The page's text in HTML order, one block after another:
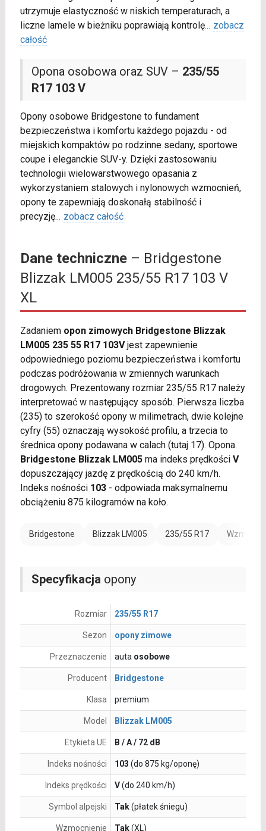
utrzymuje elastyczność w niskich temperaturach, a
liczne lamele w bieżniku poprawiają kontrolę... zobacz
całość
Opona osobowa oraz SUV – 235/55
R17 103 V
Opony osobowe Bridgestone to fundament
bezpieczeństwa i komfortu każdego pojazdu - od
miejskich kompaktów po rodzinne sedany, sportowe
coupe i eleganckie SUV-y. Dzięki zastosowaniu
technologii wielowarstwowego opasania z
wykorzystaniem stalowych i nylonowych wzmocnień,
opony te zapewniają doskonałą stabilność i
precyzję... zobacz całość
Dane techniczne– Bridgestone
Blizzak LM005 235/55 R17 103 V
XL
Zadaniem opon zimowych Bridgestone Blizzak
LM005 235 55 R17 103Vjest zapewnienie
odpowiedniego poziomu bezpieczeństwa i komfortu
podczas podróżowania w zmiennych warunkach
drogowych. Prezentowany rozmiar 235/55 R17 należy
interpretować w następujący sposób. Pierwsza liczba
(235) to szerokość opony w milimetrach, dwie kolejne
cyfry (55) oznaczają wysokość profilu, a trzecia to
średnica opony podawana w calach (tutaj 17). Opona
Bridgestone Blizzak LM005ma indeks prędkości V
dopuszczający jazdę z prędkością do 240 km/h.
Indeks nośności 103- odpowiada maksymalnemu
obciążeniu 875 kilogramów na koło.
Bridgestone Blizzak LM005 235/55 R17
Specyfikacja opony
Rozmiar 235/55 R17
Sezon opony zimowe
Przeznaczenie auta osobowe
Producent Bridgestone
Klasa premium
Model Blizzak LM005
Etykieta UE B / A / 72 dB
Indeks nośności 103 (do 875 kg/oponę)
Indeks prędkości V(do 240 km/h)
Symbol alpejski Tak(płatek śniegu)
Wzmocnienie Tak(XL)